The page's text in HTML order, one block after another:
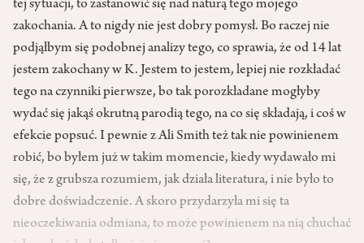
tej sytuacji, to zastanowić się nad naturą tego mojego
zakochania. A to nigdy nie jest dobry pomysł. Bo raczej nie
podjąłbym się podobnej analizy tego, co sprawia, że od 14 lat
jestem zakochany w K. Jestem to jestem, lepiej nie rozkładać
tego na czynniki pierwsze, bo tak porozkładane mogłyby
wydać się jakąś okrutną parodią tego, na co się składają, i coś w
efekcie popsuć. I pewnie z Ali Smith też tak nie powinienem
robić, bo byłem już w takim momencie, kiedy wydawało mi
się, że z grubsza rozumiem, jak działa literatura, i nie było to
dobre doświadczenie. A skoro przydarzyła mi się ta
nieoczekiwania odmiana, to może powinienem na nią chuchać